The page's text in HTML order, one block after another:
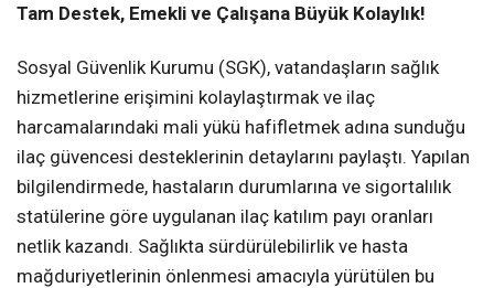
Tam Destek, Emekli ve Çalışana Büyük Kolaylık!
Sosyal Güvenlik Kurumu (SGK), vatandaşların sağlık
hizmetlerine erişimini kolaylaştırmak ve ilaç
harcamalarındaki mali yükü hafifletmek adına sunduğu
ilaç güvencesi desteklerinin detaylarını paylaştı. Yapılan
bilgilendirmede, hastaların durumlarına ve sigortalılık
statülerine göre uygulanan ilaç katılım payı oranları
netlik kazandı. Sağlıkta sürdürülebilirlik ve hasta
mağduriyetlerinin önlenmesi amacıyla yürütülen bu